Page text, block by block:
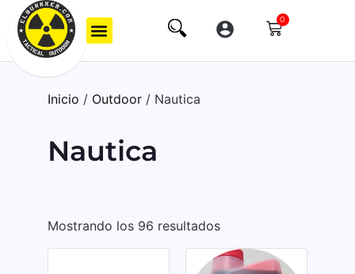
0
Inicio / Outdoor / Nautica
Nautica
Mostrando los 96 resultados